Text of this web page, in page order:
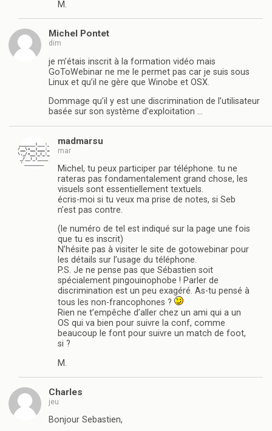
M.
Michel Pontet
dim
je m’étais inscrit à la formation vidéo mais
GoToWebinar ne me le permet pas car je suis sous
Linux et qu’il ne gère que Winobe et OSX.
Dommage qu’il y est une discrimination de l’utilisateur
basée sur son système d’exploitation …
madmarsu
mar
Michel, tu peux participer par téléphone. tu ne
rateras pas fondamentalement grand chose, les
visuels sont essentiellement textuels.
écris-moi si tu veux ma prise de notes, si Seb
n’est pas contre.
(le numéro de tel est indiqué sur la page une fois
que tu es inscrit)
N’hésite pas à visiter le site de gotowebinar pour
les détails sur l’usage du téléphone.
P.S. Je ne pense pas que Sébastien soit
spécialement pingouinophobe ! Parler de
discrimination est un peu exagéré. As-tu pensé à
tous les non-francophones ?
Rien ne t’empêche d’aller chez un ami qui a un
OS qui va bien pour suivre la conf, comme
beaucoup le font pour suivre un match de foot,
si ?
M.
Charles
jeu
Bonjour Sebastien,